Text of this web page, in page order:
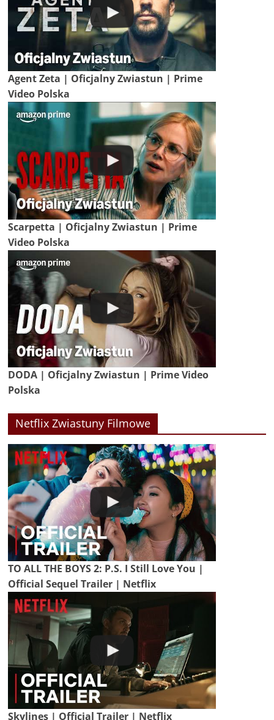
Agent Zeta | Oficjalny Zwiastun | Prime
Video Polska
Scarpetta | Oficjalny Zwiastun | Prime
Video Polska
DODA | Oficjalny Zwiastun | Prime Video
Polska
Netflix Zwiastuny Filmowe
TO ALL THE BOYS 2: P.S. I Still Love You |
Official Sequel Trailer | Netflix
Skylines | Official Trailer | Netflix